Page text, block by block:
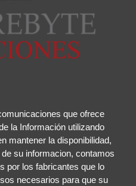
que ofrece
la Información utilizando
mantener la disponibilidad,
su informacion, contamos
por los fabricantes que lo
necesarios para que su